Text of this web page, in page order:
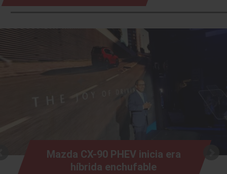
Mazda CX-90 PHEV inicia era
híbrida enchufable